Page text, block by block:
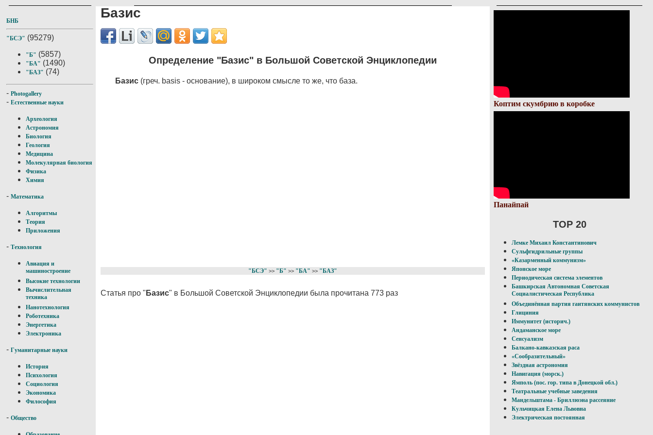
БНБ
"БСЭ" (95279)
"Б" (5857)
"БА" (1490)
"БАЗ" (74)
- Photogallery
- Естественные науки
Археология
Астрономия
Биология
Геология
Медицина
Молекулярная биология
Физика
Химия
- Математика
Алгоритмы
Теория
Приложения
- Технология
Авиация и
машиностроение
Высокие технологии
Вычислительная
техника
Нанотехнология
Роботехника
Энергетика
Электроника
- Гуманитарные науки
История
Психология
Социология
Экономика
Философия
- Общество
Базис
Определение "Базис" в Большой Советской Энциклопедии
Базис (греч. basis - основание), в широком смысле то же, что база.
"БСЭ" >> "Б" >> "БА" >> "БАЗ"
Статья про " Базис" в Большой Советской Энциклопедии была прочитана 773 раз
Коптим скумбрию в коробке
Панайпай
TOP 20
Лемке Михаил Константинович
Сульфгидрильные группы
«Казарменный коммунизм»
Японское море
Периодическая система элементов
Башкирская Автономная Советская
Социалистическая Республика
Объединённая партия гаитянских коммунистов
Глициния
Иммунитет (историч.)
Андаманское море
Сенсуализм
Балкано-кавказская раса
«Сообразительный»
Звёздная астрономия
Навигация (морск.)
Ямполь (пос. гор. типа в Донецкой обл.)
Театральные учебные заведения
Мандельштама - Бриллюэна рассеяние
Кульчицкая Елена Львовна
Электрическая постоянная